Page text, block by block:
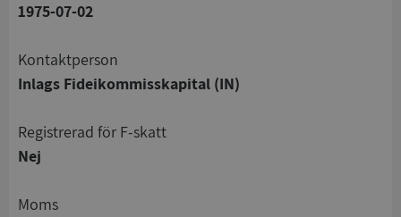
1975-07-02
Kontaktperson
Inlags Fideikommisskapital (IN)
registrerad för F-skatt
Nej
Moms